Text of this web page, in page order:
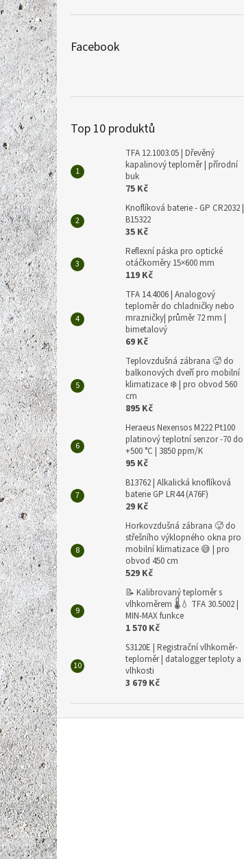
Facebook
Top 10 produktů
TFA 12.1003.05 | Dřevěný
kapalinový teploměr | přírodní
buk
75 Kč
Knoflíková baterie - GP CR2032 |
B15322
35 Kč
Reflexní páska pro optické
otáčkoměry 15×600 mm
119 Kč
TFA 14.4006 | Analogový
teploměr do chladničky nebo
mrazničky| průměr 72 mm |
bimetalový
69 Kč
Teplovzdušná zábrana 🥵 do
balkonových dveří pro mobilní
klimatizace ❄️ | pro obvod 560
cm
895 Kč
Heraeus Nexensos M222 Pt100
platinový teplotní senzor -70 do
+500 °C | 3850 ppm/K
95 Kč
B13762 | Alkalická knoflíková
baterie GP LR44 (A76F)
29 Kč
Horkovzdušná zábrana 🥵 do
střešního výklopného okna pro
mobilní klimatizace 😅 | pro
obvod 450 cm
529 Kč
📝 Kalibrovaný teploměr s
vlhkoměrem 🌡️💧 TFA 30.5002 |
MIN-MAX funkce
1 570 Kč
S3120E | Registrační vlhkoměr-
teploměr | datalogger teploty a
vlhkosti
3 679 Kč
Z
á
p
a
t
í